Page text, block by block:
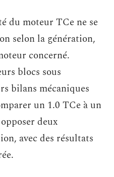
du moteur TCe ne se
selon la génération,
concerné.
blocs sous
bilans mécaniques
un 1.0 TCe à un
deux
avec des résultats